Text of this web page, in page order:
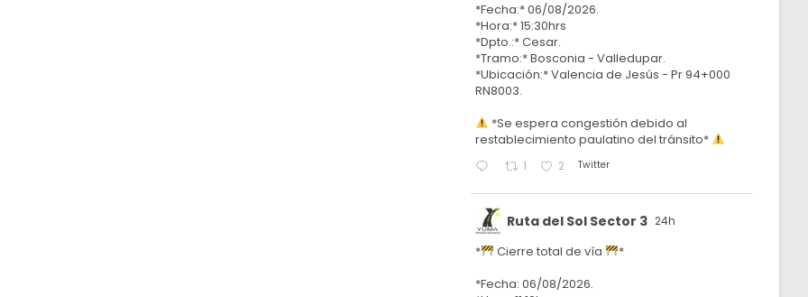
*Fecha:* 06/08/2026.
*Hora:* 15:30hrs
*Dpto.:* Cesar.
*Tramo:* Bosconia - Valledupar.
*Ubicación:* Valencia de Jesús - Pr 94+000
RN8003.
*Se espera congestión debido al
restablecimiento paulatino del tránsito*
1 2 Twitter
Ruta del Sol Sector 3 24h
* Cierre total de vía
*
*Fecha: 06/08/2026.